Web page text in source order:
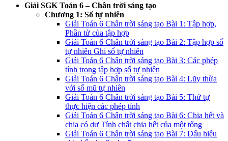
Giải SGK Toán 6 – Chân trời sáng tạo
Chương 1: Số tự nhiên
Giải Toán 6 Chân trời sáng tạo Bài 1: Tập hợp,
Phần tử của tập hợp
Giải Toán 6 Chân trời sáng tạo Bài 2: Tập hợp số
tự nhiên Ghi số tự nhiên
Giải Toán 6 Chân trời sáng tạo Bài 3: Các phép
tính trong tập hợp số tự nhiên
Giải Toán 6 Chân trời sáng tạo Bài 4: Lũy thừa
với số mũ tự nhiên
Giải Toán 6 Chân trời sáng tạo Bài 5: Thứ tự
thực hiện các phép tính
Giải Toán 6 Chân trời sáng tạo Bài 6: Chia hết và
chia có dư Tính chất chia hết của một tổng
Giải Toán 6 Chân trời sáng tạo Bài 7: Dấu hiệu